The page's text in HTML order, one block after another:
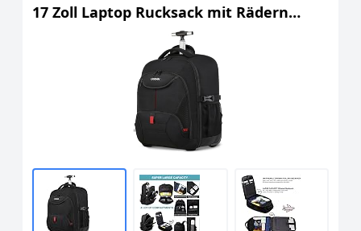
17 Zoll Laptop Rucksack mit Rädern
Handgepäck Groß Rucksack
Laptoptasche Rollkoffer für Herren
Damen Wasserdichte Aktenkoffer für
Reisen/Männer/Frauen-Schwarz